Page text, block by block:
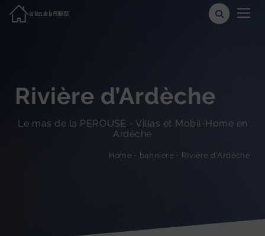
Rivière d’Ardèche
Le mas de la PEROUSE - Villas et Mobil-Home en
Ardèche
Home - banniere - Rivière d’Ardèche